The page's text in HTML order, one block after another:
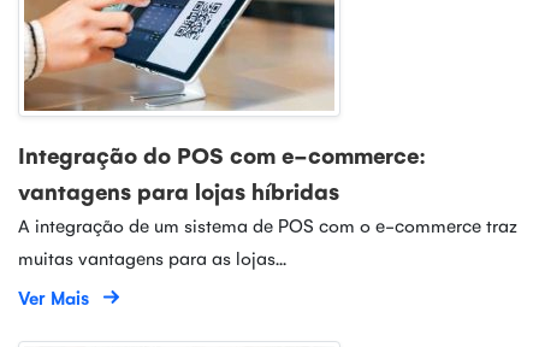
Integração do POS com e-commerce:
vantagens para lojas híbridas
A integração de um sistema de POS com o e-commerce traz
muitas vantagens para as lojas...
Ver Mais